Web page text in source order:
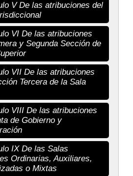
V De las atribuciones del
VI De las atribuciones
y Segunda Sección de
VII De las atribuciones
Tercera de la Sala
VIII De las atribuciones
de Gobierno y
IX De las Salas
Ordinarias, Auxiliares,
o Mixtas